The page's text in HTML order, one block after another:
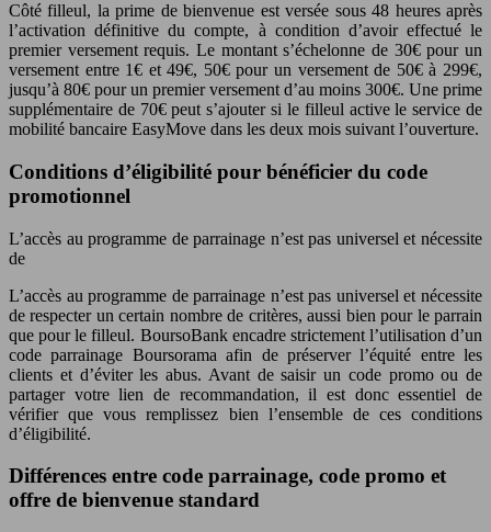
Côté filleul, la prime de bienvenue est versée sous 48 heures après
l’activation définitive du compte, à condition d’avoir effectué le
premier versement requis. Le montant s’échelonne de 30€ pour un
versement entre 1€ et 49€, 50€ pour un versement de 50€ à 299€,
jusqu’à 80€ pour un premier versement d’au moins 300€. Une prime
supplémentaire de 70€ peut s’ajouter si le filleul active le service de
mobilité bancaire EasyMove dans les deux mois suivant l’ouverture.
Conditions d’éligibilité pour bénéficier du code
promotionnel
L’accès au programme de parrainage n’est pas universel et nécessite
de
L’accès au programme de parrainage n’est pas universel et nécessite
de respecter un certain nombre de critères, aussi bien pour le parrain
que pour le filleul. BoursoBank encadre strictement l’utilisation d’un
code parrainage Boursorama afin de préserver l’équité entre les
clients et d’éviter les abus. Avant de saisir un code promo ou de
partager votre lien de recommandation, il est donc essentiel de
vérifier que vous remplissez bien l’ensemble de ces conditions
d’éligibilité.
Différences entre code parrainage, code promo et
offre de bienvenue standard